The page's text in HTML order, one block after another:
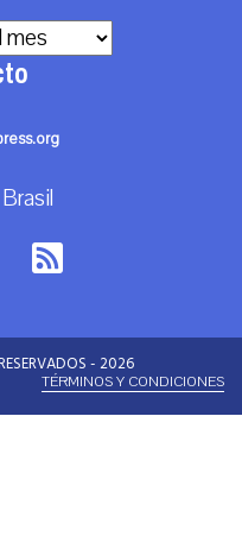
- 2026
TÉRMINOS Y CONDICIONES